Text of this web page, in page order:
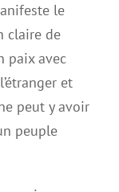
le
claire de
paix avec
et
peut y avoir
peuple